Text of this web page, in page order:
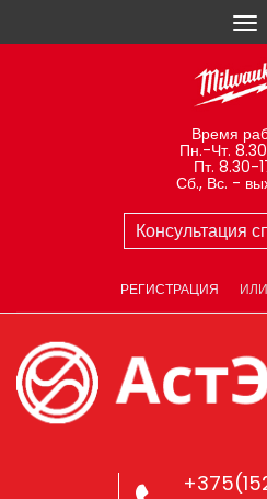
Время
Пн.-Чт.
Пт. 8.30-
Сб., Вс. -
Консультация
РЕГИСТРАЦИЯ ИЛИ